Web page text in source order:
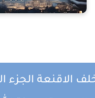
الاقنعة الجزء